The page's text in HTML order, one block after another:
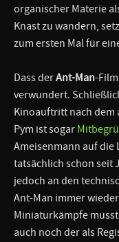
organischer Materie
Knast zu wandern,
zum ersten Mal für
Dass derAnt-Man-
verwundert.
Kinoauftritt nach dem
Pym ist sogar
Ameisenmann auf die
tatsächlich schon seit
jedoch an den
Ant-Man immer
Miniaturkämpfe
auch noch der als